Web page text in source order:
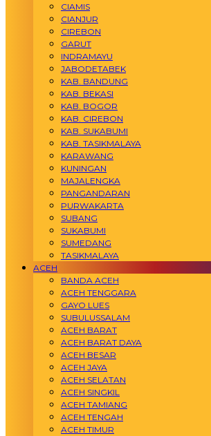
CIAMIS
CIANJUR
CIREBON
GARUT
INDRAMAYU
JABODETABEK
KAB. BANDUNG
KAB. BEKASI
KAB. BOGOR
KAB. CIREBON
KAB. SUKABUMI
KAB. TASIKMALAYA
KARAWANG
KUNINGAN
MAJALENGKA
PANGANDARAN
PURWAKARTA
SUBANG
SUKABUMI
SUMEDANG
TASIKMALAYA
ACEH
BANDA ACEH
ACEH TENGGARA
GAYO LUES
SUBULUSSALAM
ACEH BARAT
ACEH BARAT DAYA
ACEH BESAR
ACEH JAYA
ACEH SELATAN
ACEH SINGKIL
ACEH TAMIANG
ACEH TENGAH
ACEH TIMUR